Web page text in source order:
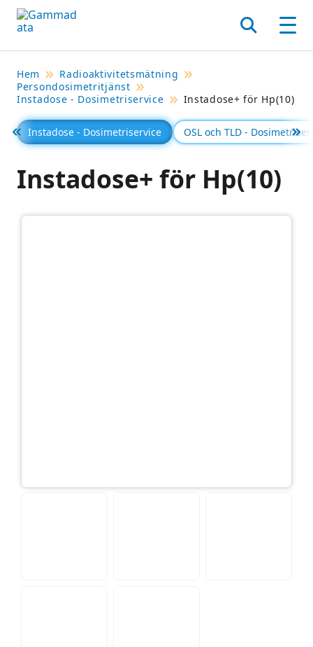
Hoppa
till
Sök
Hem
Radioaktivitetsmätning
Persondosimetritjänst
Instadose - Dosimetriservice
Instadose+ för Hp(10)
Instadose - Dosimetriservice OSL och TLD -
Föregående Se
Instadose+ för Hp(10)